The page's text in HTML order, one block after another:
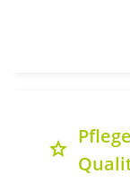
grade